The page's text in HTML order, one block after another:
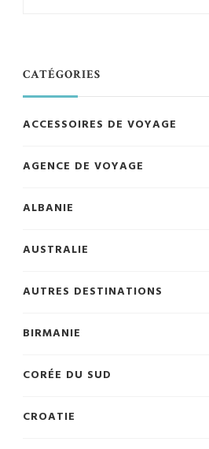
CATÉGORIES
ACCESSOIRES DE VOYAGE
AGENCE DE VOYAGE
ALBANIE
AUSTRALIE
AUTRES DESTINATIONS
BIRMANIE
CORÉE DU SUD
CROATIE